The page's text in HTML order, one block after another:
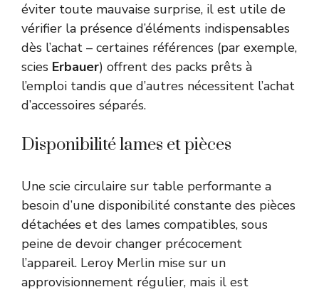
éviter toute mauvaise surprise, il est utile de
vérifier la présence d’éléments indispensables
dès l’achat – certaines références (par exemple,
scies Erbauer) offrent des packs prêts à
l’emploi tandis que d’autres nécessitent l’achat
d’accessoires séparés.
Disponibilité lames et pièces
Une scie circulaire sur table performante a
besoin d’une disponibilité constante des pièces
détachées et des lames compatibles, sous
peine de devoir changer précocement
l’appareil. Leroy Merlin mise sur un
approvisionnement régulier, mais il est